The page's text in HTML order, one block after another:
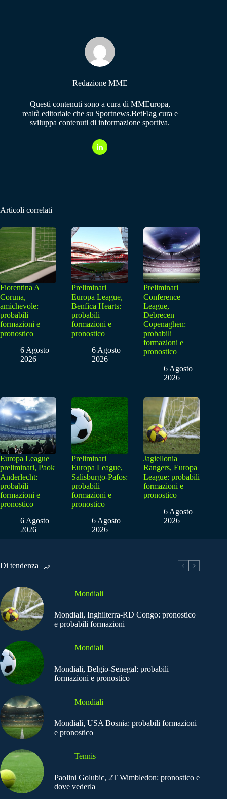
pp m
Redazione MME
Questi contenuti sono a cura di MMEuropa,
realtà editoriale che su Sportnews.BetFlag cura e
sviluppa contenuti di informazione sportiva.
Articoli correlati
Fiorentina A
Coruna,
amichevole:
probabili
formazioni e
pronostico
6 Agosto
2026
Preliminari
Europa League,
Benfica Hearts:
probabili
formazioni e
pronostico
6 Agosto
2026
Preliminari
Conference
League,
Debrecen
Copenaghen:
probabili
formazioni e
pronostico
6 Agosto
2026
Europa League
preliminari, Paok
Anderlecht:
probabili
formazioni e
pronostico
6 Agosto
2026
Preliminari
Europa League,
Salisburgo-Pafos:
probabili
formazioni e
pronostico
6 Agosto
2026
Jagiellonia
Rangers, Europa
League: probabili
formazioni e
pronostico
6 Agosto
2026
Di tendenza
Mondiali
Mondiali, Inghilterra-RD Congo: pronostico
e probabili formazioni
Mondiali
Mondiali, Belgio-Senegal: probabili
formazioni e pronostico
Mondiali
Mondiali, USA Bosnia: probabili formazioni
e pronostico
Tennis
Paolini Golubic, 2T Wimbledon: pronostico e
dove vederla